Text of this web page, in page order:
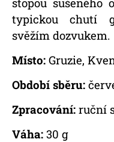
typickou chutí
svěžím dozvukem.
Místo: Gruzie,
Období sběru:
Zpracování: ruční
Váha: 30 g